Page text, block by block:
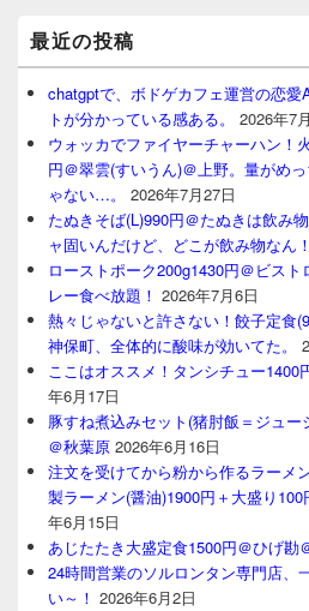
最近の投稿
chatgptで、ボドゲカフェ運営の恋愛
トが分かっている感ある。
2026年7
ウォッカでファイヤーチャーハン！
円＠翠雲(すいうん)＠上野。量がめ
ゃない…。
2026年7月27日
たぬきそば(L)990円＠たぬきは飲み
ャ固いんだけど、どこが飲み物なん
ローストポーク200g1430円＠ビス
レー食べ放題！ 2026年7月6日
熱々じゃないと許さない！餃子定食
神保町、全体的に酸味が効いてた。
ここはオススメ！タンシチュー1400
年6月17日
豚すね煮込みセット(猪肘飯＝ジュ
＠秋葉原 2026年6月16日
注文を受けてから粉から作るラーメ
製ラーメン(醤油)1900円＋大盛り
年6月15日
あじたたき大盛定食1500円＠ひげ勘
24時間営業のソルロンタン専門店、
い～！ 2026年6月2日